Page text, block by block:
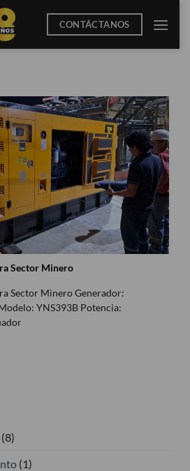
CONTÁCTANOS
Sector Minero
Sector Minero Generador:
YNS393B Potencia:
(8)
(1)